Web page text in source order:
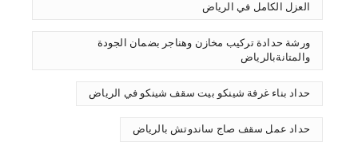
العزل الكامل في الرياض
ورشة حدادة تركيب مخازن وهناجر بضمان الجودة
والمتانةبالرياض
حداد بناء غرفة شينكو بيت سقف شينكو في الرياض
حداد عمل سقف صاج ساندوتش بالرياض